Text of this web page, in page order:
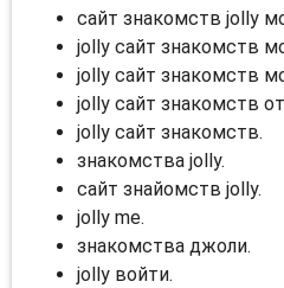
сайт знакомств jolly
jolly сайт знакомств
jolly сайт знакомств
jolly сайт знакомств
jolly сайт знакомств.
знакомства jolly.
сайт знайомств jolly.
jolly me.
знакомства джоли.
jolly войти.